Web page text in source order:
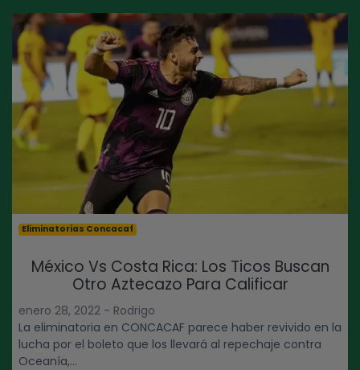
Eliminatorias Concacaf
México Vs Costa Rica: Los Ticos Buscan
Otro Aztecazo Para Calificar
enero 28, 2022 - Rodrigo
La eliminatoria en CONCACAF parece haber revivido en la
lucha por el boleto que los llevará al repechaje contra
Oceanía,...